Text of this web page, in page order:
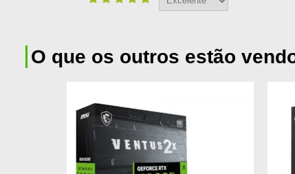
O que os outros estão